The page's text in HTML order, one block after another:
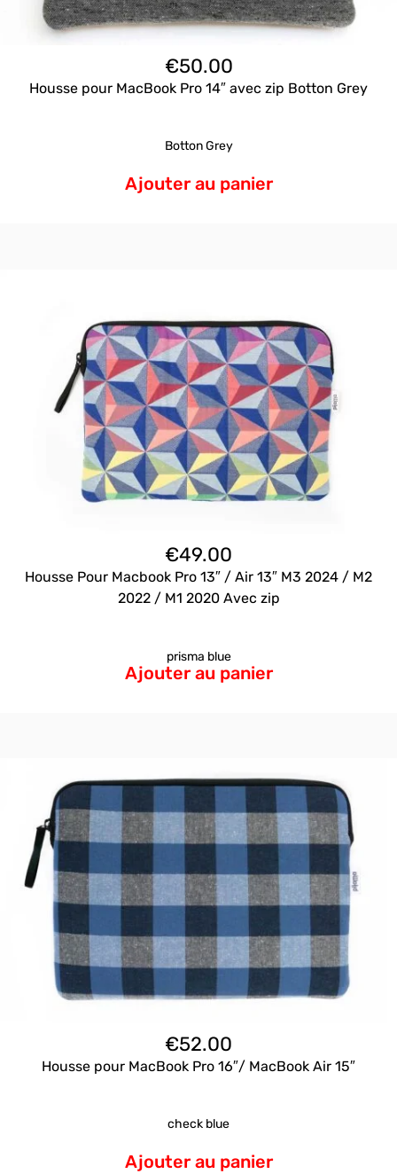
€50.00
Housse pour MacBook Pro 14″ avec zip Botton Grey
Botton Grey
Ajouter au panier
€49.00
Housse Pour Macbook Pro 13″ / Air 13″ M3 2024 / M2
2022 / M1 2020 Avec zip
prisma blue
Ajouter au panier
€52.00
Housse pour MacBook Pro 16″/ MacBook Air 15″
check blue
Ajouter au panier